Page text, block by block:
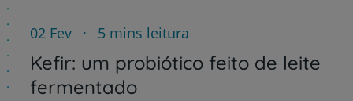
02 Fev 5 mins leitura
Kefir: um probiótico feito de leite
fermentado